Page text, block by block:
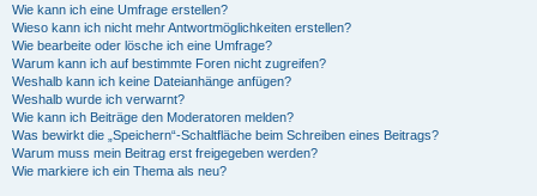
Wie kann ich eine Umfrage erstellen?
Wieso kann ich nicht mehr Antwortmöglichkeiten erstellen?
Wie bearbeite oder lösche ich eine Umfrage?
Warum kann ich auf bestimmte Foren nicht zugreifen?
Weshalb kann ich keine Dateianhänge anfügen?
Weshalb wurde ich verwarnt?
Wie kann ich Beiträge den Moderatoren melden?
Was bewirkt die „Speichern“-Schaltfläche beim Schreiben eines Beitrags?
Warum muss mein Beitrag erst freigegeben werden?
Wie markiere ich ein Thema als neu?